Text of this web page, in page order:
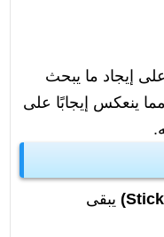
على إيجاد ما يبحث
ينعكس إيجابًا على
يبقى